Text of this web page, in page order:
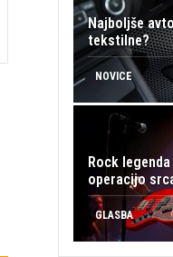
Najboljše
tekstilne?
NOVICE
Rock
operacijo
GLASBA